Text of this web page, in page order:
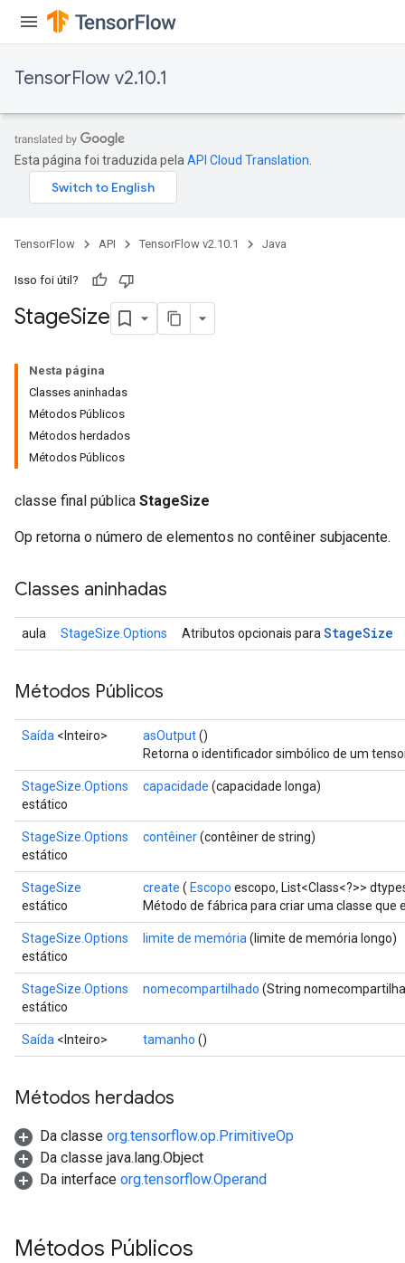
TensorFlow v2.10.1
Esta página foi traduzida pela API Cloud Translation
TensorFlow API TensorFlow v2.10.1 Java
Isso foi útil?
StageSize
Nesta página
Classes aninhadas
Métodos Públicos
Métodos herdados
Métodos Públicos
classe final pública StageSize
Op retorna o número de elementos no contêiner subjacente.
Classes aninhadas
aula StageSize.Options Atributos opcionais para StageSize
Métodos Públicos
Saída <Inteiro> asOutput()
Retorna o identificador simbólico de um
StageSize.Options
estático
capacidade (capacidade longa)
StageSize.Options
estático
contêiner(contêiner de string)
StageSize
estático
create ( Escopo escopo, List<Class<?>>
Método de fábrica para criar uma classe que
StageSize.Options
estático
limite de memória (limite de memória longo)
StageSize.Options
estático
nomecompartilhado (String
Saída <Inteiro> tamanho ()
Métodos herdados
Da classe org.tensorflow.op.PrimitiveOp
Da classe java.lang.Object
Da interface org.tensorflow.Operand
Métodos Públicos